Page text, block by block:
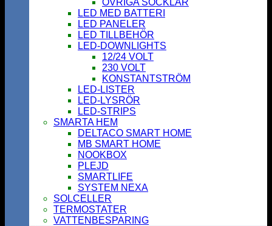
ÖVRIGA SOCKLAR
LED MED BATTERI
LED PANELER
LED TILLBEHÖR
LED-DOWNLIGHTS
12/24 VOLT
230 VOLT
KONSTANTSTRÖM
LED-LISTER
LED-LYSRÖR
LED-STRIPS
SMARTA HEM
DELTACO SMART HOME
MB SMART HOME
NOOKBOX
PLEJD
SMARTLIFE
SYSTEM NEXA
SOLCELLER
TERMOSTATER
VATTENBESPARING